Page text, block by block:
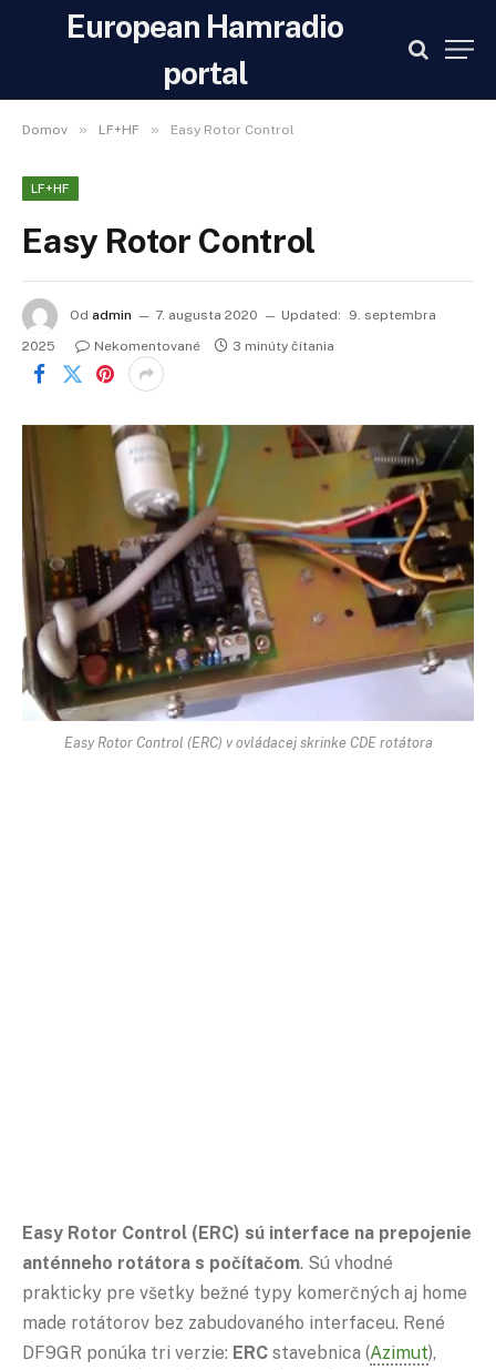
European Hamradio
portal
Domov » LF+HF » Easy Rotor Control
LF+HF
Easy Rotor Control
Od admin 7. augusta 2020 Updated:
9. septembra
2025
Nekomentované 3 minúty čítania
Easy Rotor Control (ERC) v ovládacej skrinke CDE rotátora
Easy Rotor Control (ERC) sú interface na prepojenie
anténneho rotátora s počítačom. Sú vhodné
prakticky pre všetky bežné typy komerčných aj home
made rotátorov bez zabudovaného interfaceu. René
DF9GR ponúka tri verzie: ERC stavebnica (Azimut),